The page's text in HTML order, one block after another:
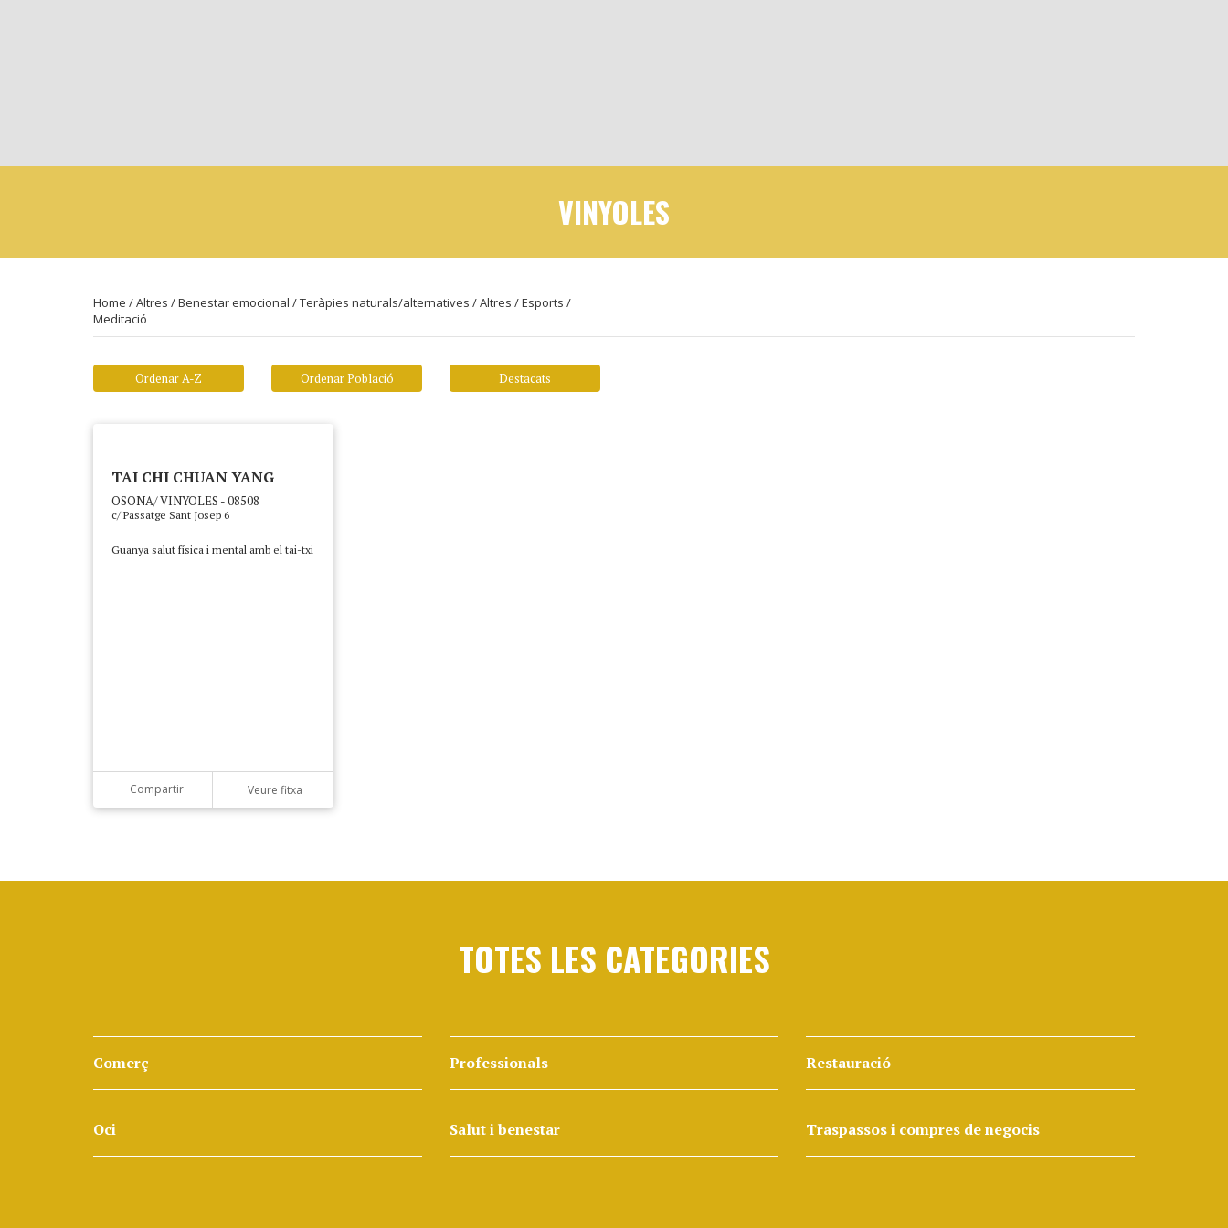
VINYOLES
Home /Altres /Benestar emocional /Teràpies naturals/alternatives /Altres /Esports /
Meditació
Ordenar A-Z Ordenar Població Destacats
TAI CHI CHUAN YANG
OSONA/ VINYOLES - 08508
c/ Passatge Sant Josep 6
Guanya salut física i mental amb el tai-txi
Compartir Veure fitxa
TOTES LES CATEGORIES
Comerç
Oci
Professionals
Salut i benestar
Restauració
Traspassos i compres de negocis